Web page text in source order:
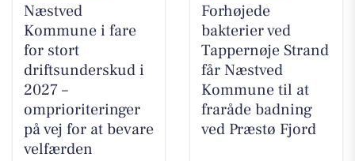
Næstved
Kommune i fare
for stort
driftsunderskud i
2027 –
omprioriteringer
på vej for at bevare
velfærden
Forhøjede
bakterier ved
Tappernøje Strand
får Næstved
Kommune til at
fraråde badning
ved Præstø Fjord